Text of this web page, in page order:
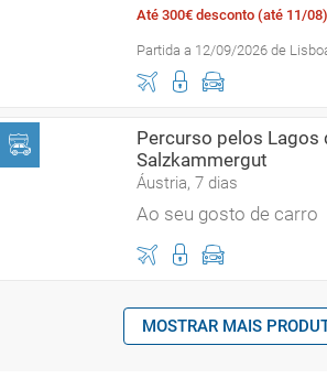
Até 300€ desconto (até 11/08)
Partida a 12/09/2026 de
Percurso pelos Lagos
Salzkammergut
Áustria, 7 dias
Ao seu gosto de carro
MOSTRAR MAIS